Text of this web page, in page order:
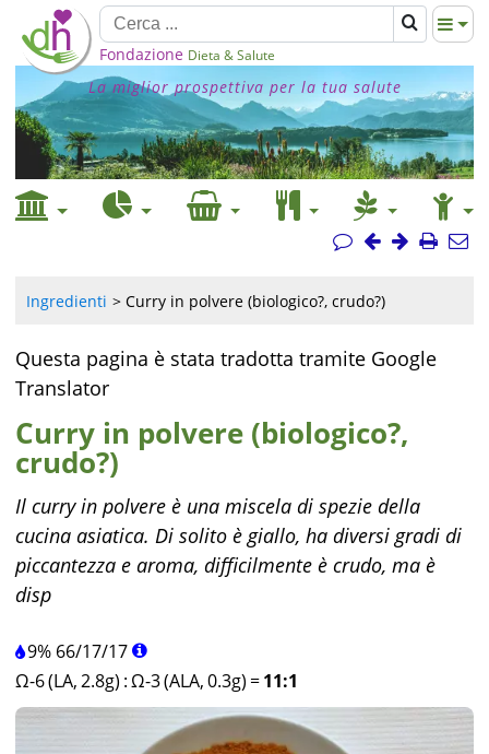
Fondazione Dieta & Salute
La miglior prospettiva per la tua salute
Ingredienti Curry in polvere (biologico?, crudo?)
Questa pagina è stata tradotta tramite Google
Translator
Curry in polvere (biologico?,
crudo?)
Il curry in polvere è una miscela di spezie della
cucina asiatica. Di solito è giallo, ha diversi gradi di
piccantezza e aroma, difficilmente è crudo, ma è
disp
9% 66/17/17
Ω-6 (LA, 2.8g) :Ω-3 (ALA, 0.3g) =11:1